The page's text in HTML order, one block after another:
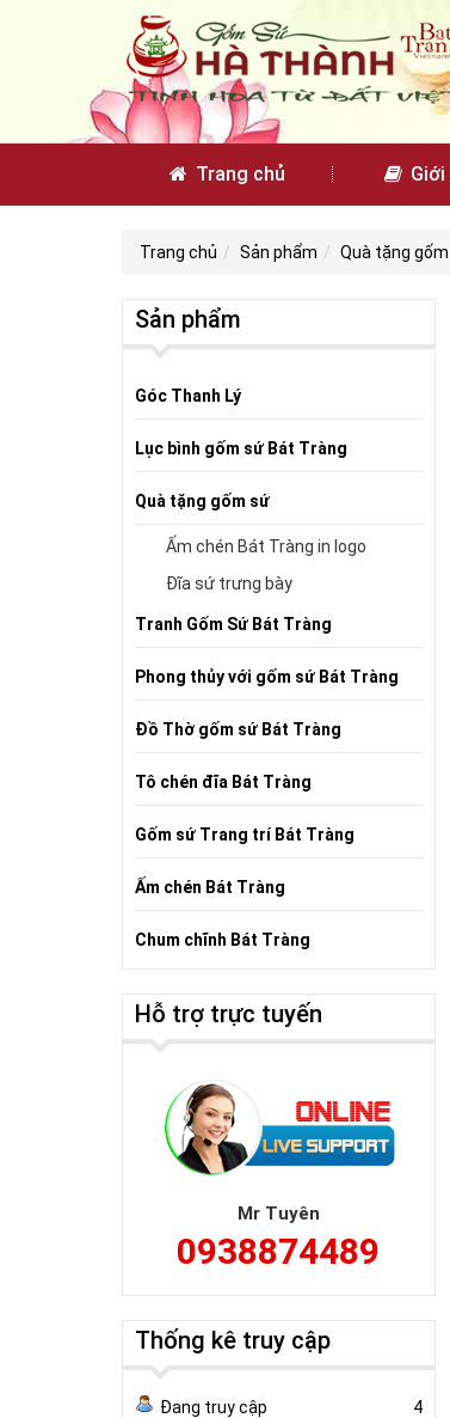
Trang chủ
Trang chủ Sản phẩm Quà tặng
Sản phẩm
Góc Thanh Lý
Lục bình gốm sứ Bát Tràng
Quà tặng gốm sứ
Ấm chén Bát Tràng in logo
Đĩa sứ trưng bày
Tranh Gốm Sứ Bát Tràng
Phong thủy với gốm sứ Bát Tràng
Đồ Thờ gốm sứ Bát Tràng
Tô chén đĩa Bát Tràng
Gốm sứ Trang trí Bát Tràng
Ấm chén Bát Tràng
Chum chĩnh Bát Tràng
Hỗ trợ trực tuyến
Mr Tuyên
0938874489
Thống kê truy cập
Đang truy cập
4